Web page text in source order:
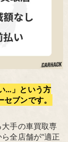
…」という方
ブンです。
手の車買取専
ら全店舗が“適正